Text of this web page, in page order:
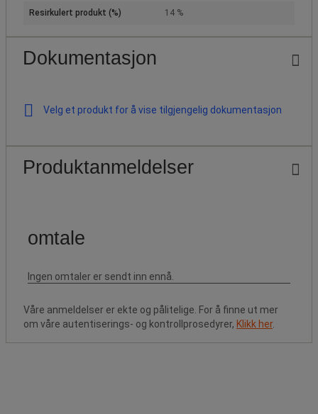
Resirkulert produkt (%) 14 %
Dokumentasjon
Velg et produkt for å vise tilgjengelig dokumentasjon
Produktanmeldelser
Våre anmeldelser er ekte og pålitelige. For å finne ut mer
om våre autentiserings- og kontrollprosedyrer, Klikk her.